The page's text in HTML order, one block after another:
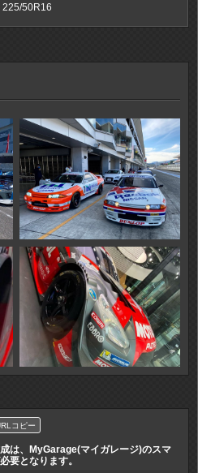
225/50R16
コピー
は、MyGarage(マイガレージ)のスマ
要となります。